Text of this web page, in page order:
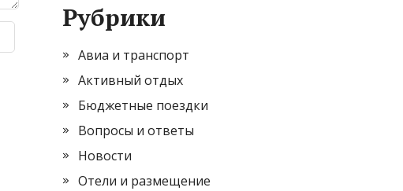
Рубрики
Авиа и транспорт
Активный отдых
Бюджетные поездки
Вопросы и ответы
Новости
Отели и размещение